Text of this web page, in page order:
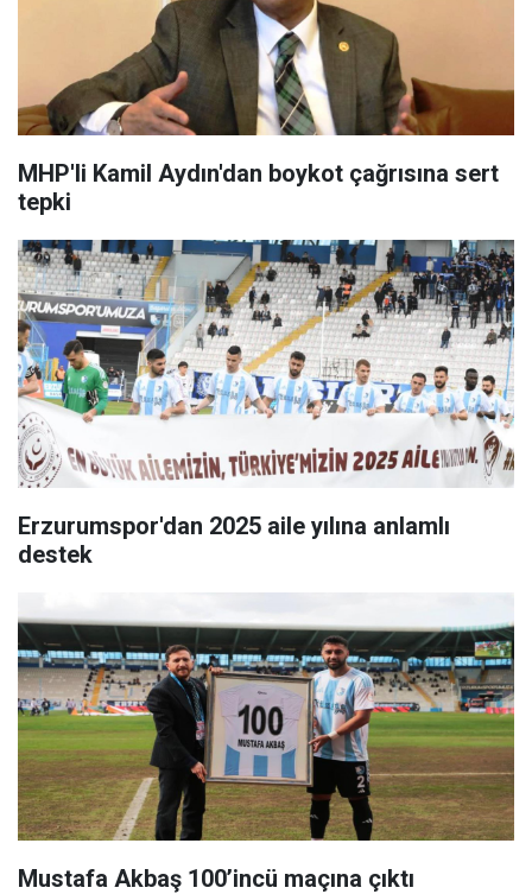
MHP'li Kamil Aydın'dan boykot çağrısına sert
tepki
Erzurumspor'dan 2025 aile yılına anlamlı
destek
Mustafa Akbaş 100’incü maçına çıktı